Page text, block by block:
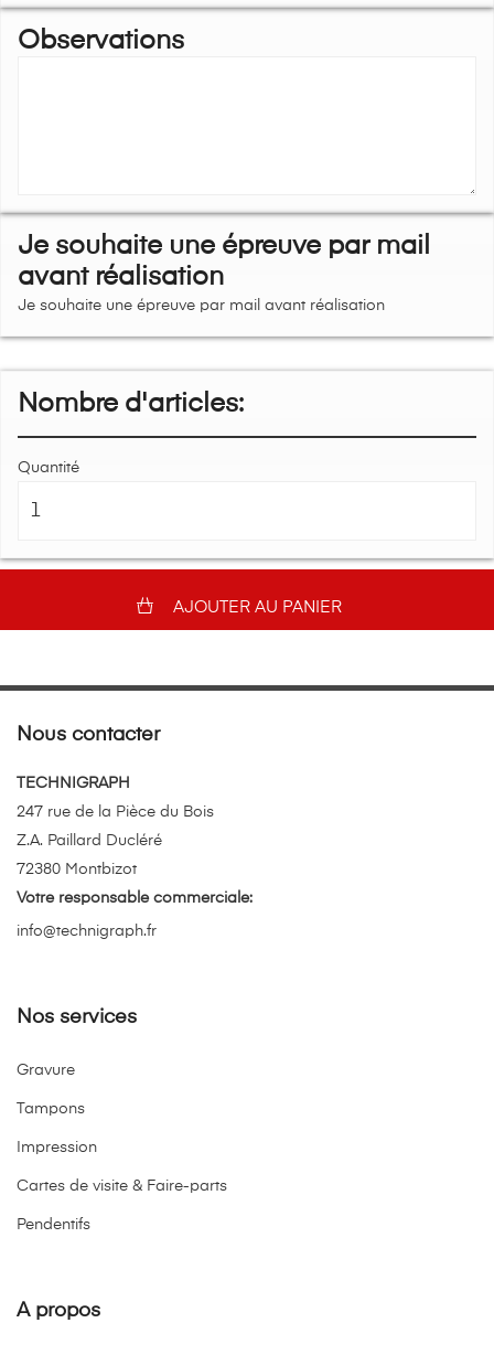
Observations
Je souhaite une épreuve par mail
avant réalisation
Je souhaite une épreuve par mail avant réalisation
Nombre d'articles:
Quantité
AJOUTER AU PANIER
Nous contacter
TECHNIGRAPH
247 rue de la Pièce du Bois
Z.A. Paillard Ducléré
72380 Montbizot
Votre responsable commerciale:
info@technigraph.fr
Nos services
Gravure
Tampons
Impression
Cartes de visite & Faire-parts
Pendentifs
A propos